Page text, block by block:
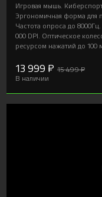
Игровая мышь.
Эргономичная форма для
Частота опроса до
000 DPI. Оптическое
ресурсом нажатий до 100
13 999 ₽ 15 499 ₽
В наличии